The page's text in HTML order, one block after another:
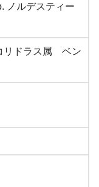
ノルデスティー
リドラス属 ベン